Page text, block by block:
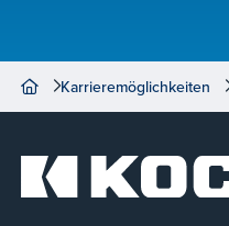
Karrieremöglichkeiten